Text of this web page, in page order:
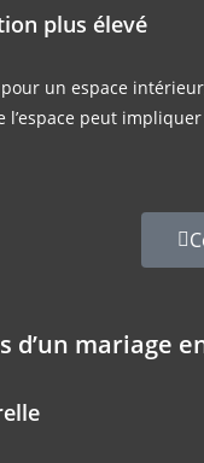
plus élevé
un espace
l’espace peut
d’un mariage